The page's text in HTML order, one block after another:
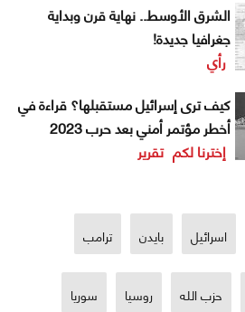
الشرق الأوسط.. نهاية قرن وبداية
جغرافيا جديدة!
رأي
كيف ترى إسرائيل مستقبلها؟ قراءة في
أخطر مؤتمر أمني بعد حرب 2023
إخترنا لكم تقرير
اسرائيل بايدن ترامب
حزب الله روسيا سوريا